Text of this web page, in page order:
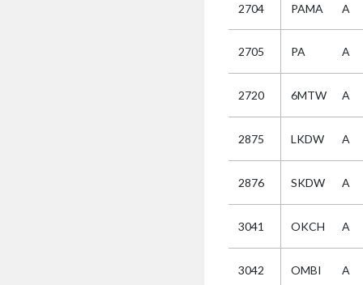
2704 PAMA A
2705 PA A
2720 6MTW A
2875 LKDW A
2876 SKDW A
3041 OKCH A
3042 OMBI A